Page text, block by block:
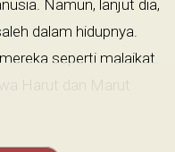
Namun, lanjut dia,
dalam hidupnya.
seperti malaikat.
Harut dan Marut